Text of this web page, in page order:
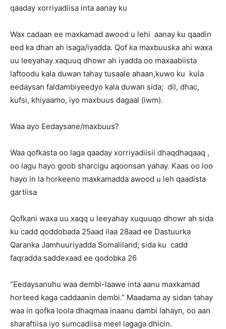
qaaday xorriyadiisa inta aanay ku
Wax cadaan ee maxkamad awood u lehi aanay ku qaadin
eed ka dhan ah isaga/iyadda. Qof ka maxbuuska ahi waxa
uu leeyahay xaquuq dhowr ah iyadda oo maxaabiista
laftoodu kala duwan tahay tusaale ahaan,kuwo ku kula
eedaysan faldambiyeedyo kala duwan sida; dil, dhac,
kufsi, khiyaamo, iyo maxbuus dagaal (iwm).
Waa ayo Eedaysane/maxbuus?
Waa qofkasta oo laga qaaday xorriyadiisii dhaqdhaqaaq ,
oo lagu hayo goob sharcigu aqoonsan yahay. Kaas oo loo
hayo in la horkeeno maxkamadda awood u leh qaadista
gartiisa
Qofkani waxa uu xaqq u leeyahay xuquuqo dhowr ah sida
ku cadd qoddobada 25aad ilaa 28aad ee Dastuurka
Qaranka Jamhuuriyadda Somaliland; sida ku cadd
faqradda saddexaad ee qodobka 26
“Eedaysanuhu waa dembi-laawe inta aanu maxkamad
horteed kaga caddaanin dembi.” Maadama ay sidan tahay
waa in qofka loola dhaqmaa inaanu dambi lahayn, oo aan
sharaftiisa iyo sumcadiisa meel lagaga dhicin.